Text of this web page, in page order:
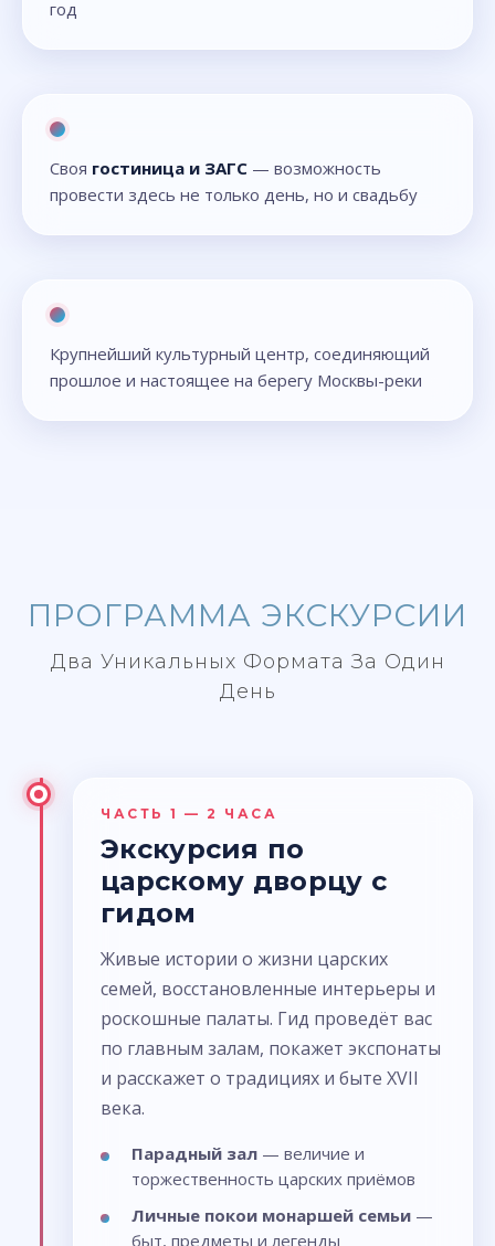
год
Своя гостиница и ЗАГС — возможность
провести здесь не только день, но и свадьбу
Крупнейший культурный центр, соединяющий
прошлое и настоящее на берегу Москвы-реки
ПРОГРАММА ЭКСКУРСИИ
Два Уникальных Формата За Один
День
ЧАСТЬ 1 — 2 ЧАСА
Экскурсия по
царскому дворцу с
гидом
Живые истории о жизни царских
семей, восстановленные интерьеры и
роскошные палаты. Гид проведёт вас
по главным залам, покажет экспонаты
и расскажет о традициях и быте XVII
века.
Парадный зал — величие и
торжественность царских приёмов
Личные покои монаршей семьи —
быт, предметы и легенды